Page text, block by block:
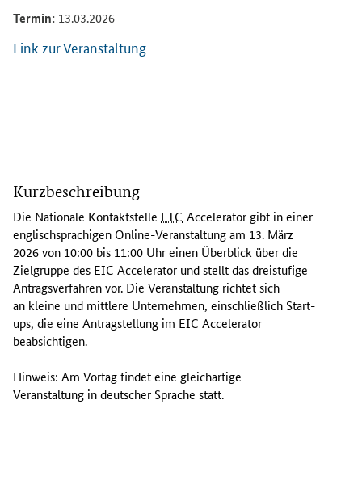
Termin: 13.03.2026
Link zur Veranstaltung
e
N
a
t
i
o
n
a
l
K
o
Kurzbeschreibung
Die Nationale Kontaktstelle EIC Accelerator gibt in einer
englischsprachigen Online-Veranstaltung am 13. März
2026 von 10:00 bis 11:00 Uhr einen Überblick über die
Zielgruppe des EIC Accelerator und stellt das dreistufige
Antragsverfahren vor. Die Veranstaltung richtet sich
an kleine und mittlere Unternehmen, einschließlich Start-
ups, die eine Antragstellung im EIC Accelerator
beabsichtigen.
Hinweis: Am Vortag findet eine gleichartige
Veranstaltung in deutscher Sprache statt.